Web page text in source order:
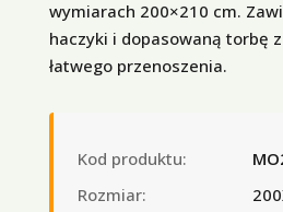
wymiarach 200×210 cm.
haczyki i dopasowaną torbę
łatwego przenoszenia.
Kod produktu:
Rozmiar: